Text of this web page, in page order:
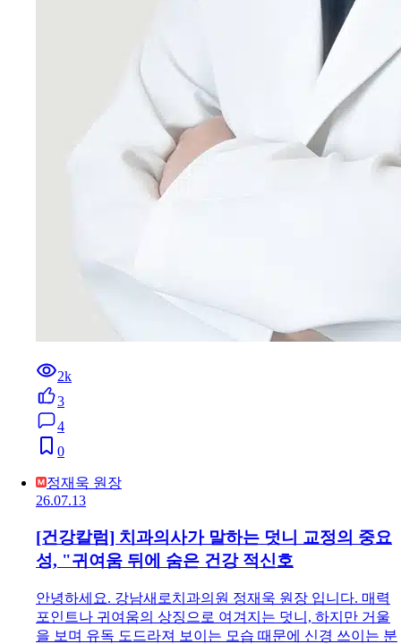
2k
3
4
0
정재욱 원장
26.07.13
[건강칼럼] 치과의사가 말하는 덧니 교정의 중요
성, "귀여움 뒤에 숨은 건강 적신호
안녕하세요. 강남새로치과의원 정재욱 원장 입니다. 매력
포인트나 귀여움의 상징으로 여겨지는 덧니, 하지만 거울
을 보며 유독 도드라져 보이는 모습 때문에 신경 쓰이는 분